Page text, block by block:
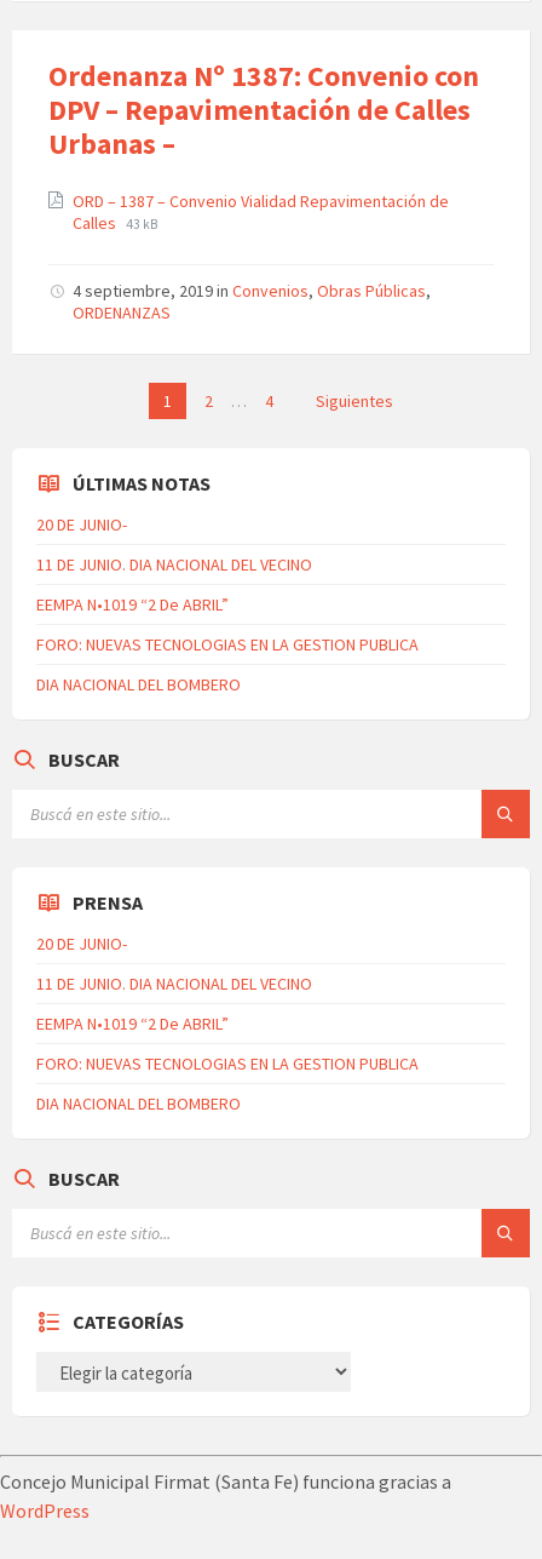
Ordenanza Nº 1387: Convenio con
DPV – Repavimentación de Calles
Urbanas –
ORD – 1387 – Convenio Vialidad Repavimentación de
Calles
43 kB
4 septiembre, 2019in Convenios, Obras Públicas,
ORDENANZAS
1 2 … 4 Siguientes
ÚLTIMAS NOTAS
20 DE JUNIO-
11 DE JUNIO. DIA NACIONAL DEL VECINO
EEMPA N•1019 “2 De ABRIL”
FORO: NUEVAS TECNOLOGIAS EN LA GESTION PUBLICA
DIA NACIONAL DEL BOMBERO
BUSCAR
PRENSA
20 DE JUNIO-
11 DE JUNIO. DIA NACIONAL DEL VECINO
EEMPA N•1019 “2 De ABRIL”
FORO: NUEVAS TECNOLOGIAS EN LA GESTION PUBLICA
DIA NACIONAL DEL BOMBERO
BUSCAR
CATEGORÍAS
Concejo Municipal Firmat (Santa Fe) funciona gracias a
WordPress